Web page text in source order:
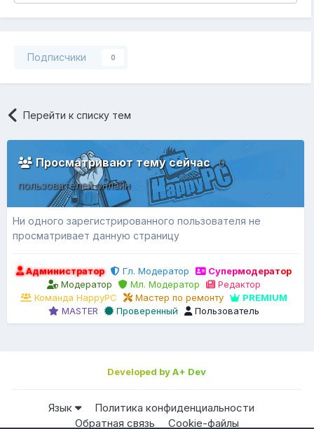
Подписчики 0
Перейти к списку тем
Просматривают тему сейчас0
пользователей онлайн
Ни одного зарегистрированного пользователя не
просматривает данную страницу
Администратор Гл. Модератор
Супермодератор
Модератор
Мл. Модератор
Редактор
Команда HappyPC
Мастер по ремонту
PREMIUM
MASTER
Проверенный Пользователь
Developed by A+ Dev
Язык
Политика конфиденциальности
Обратная связь
Cookie-файлы